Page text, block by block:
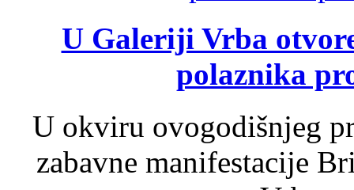
U Galeriji Vrba
polaznika
U okviru ovogodišnjeg
zabavne manifestacije